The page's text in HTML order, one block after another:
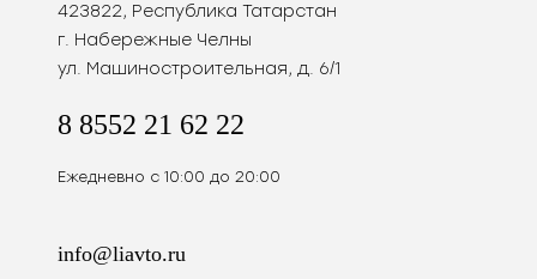
423822, Республика Татарстан
г. Набережные Челны
ул. Машиностроительная, д. 6/1
8 8552 21 62 22
Ежедневно с 10:00 до 20:00
info@liavto.ru